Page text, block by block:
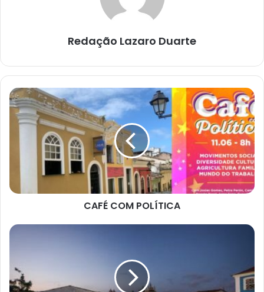
Redação Lazaro Duarte
CAFÉ
COM
POLÍTICA
CAFÉ COM POLÍTICA
Confira
apresenta
esse